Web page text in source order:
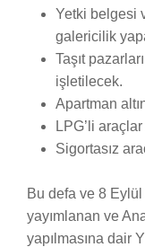
Yetki belgesi
galericilik
Taşıt
işletilecek.
Apartman
LPG’li
Sigortasız
Bu defa ve 8
yayımlanan ve
yapılmasına dair